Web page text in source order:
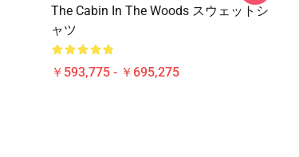
The Cabin In The Woods スウェットシ
ャツ
￥593,775 - ￥695,275